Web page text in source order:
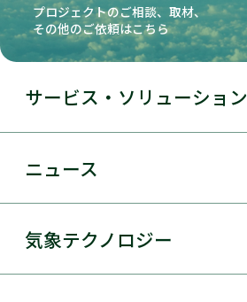
プロジェクトのご相談、取材、
その他のご依頼はこちら
サービス・ソリューション
サービス・ソリューション
ニュース
気象テクノロジー